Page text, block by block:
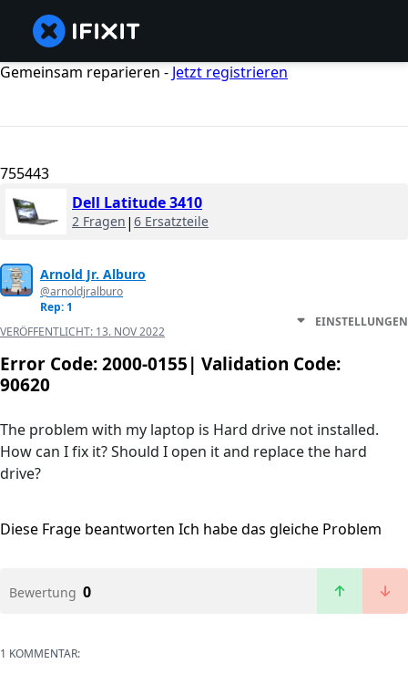
Gemeinsam reparieren - Jetzt registrieren
755443
Dell Latitude 3410
2 Fragen | 6 Ersatzteile
Arnold Jr. Alburo
@arnoldjralburo
Rep: 1
VERÖFFENTLICHT: 13. NOV 2022
EINSTELLUNGEN
Error Code: 2000-0155| Validation Code:
90620
The problem with my laptop is Hard drive not installed.
How can I fix it? Should I open it and replace the hard
drive?
Diese Frage beantworten Ich habe das gleiche Problem
Bewertung 0
1 KOMMENTAR: